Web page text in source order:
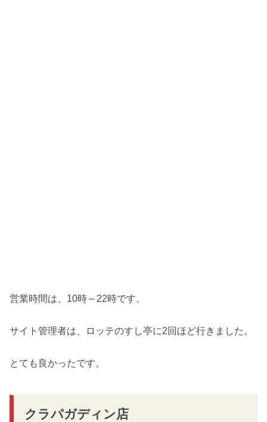
営業時間は、10時～22時です。
サイト管理者は、ロッテのすし亭に2回ほど行きました。
とても良かったです。
クラパガディン店